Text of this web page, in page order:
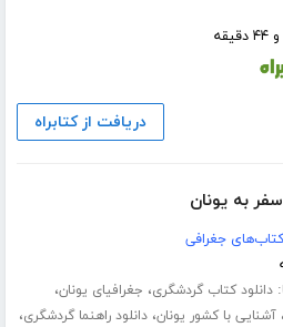
دریافت از کتابراه
به یونان
جغرافی
دانلود کتاب گردشگری، جغرافیای یونان،
،آشنایی با کشور یونان،دانلود راهنما گردشگری،